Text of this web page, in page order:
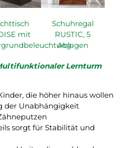
mit
Schuhregal
RUSTIC, 5
Ablagen
Lernturm
die höher hinaus wollen
der Unabhängigkeit
sorgt für Stabilität und